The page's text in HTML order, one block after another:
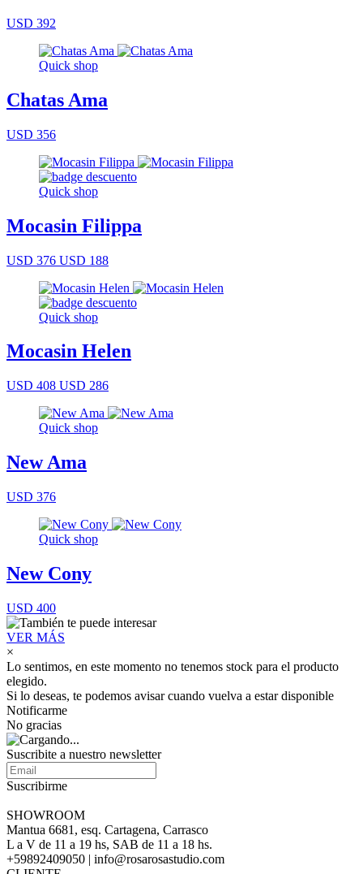
USD 392
Quick shop
Chatas Ama
USD 356
Quick shop
Mocasin Filippa
USD 376 USD 188
Quick shop
Mocasin Helen
USD 408 USD 286
Quick shop
New Ama
USD 376
Quick shop
New Cony
USD 400
VER MÁS
×
Lo sentimos, en este momento no tenemos stock para el producto
elegido.
Si lo deseas, te podemos avisar cuando vuelva a estar disponible
Notificarme
No gracias
Suscribite a nuestro newsletter
Suscribirme
SHOWROOM
Mantua 6681, esq. Cartagena, Carrasco
L a V de 11 a 19 hs, SAB de 11 a 18 hs.
+59892409050 | info@rosarosastudio.com